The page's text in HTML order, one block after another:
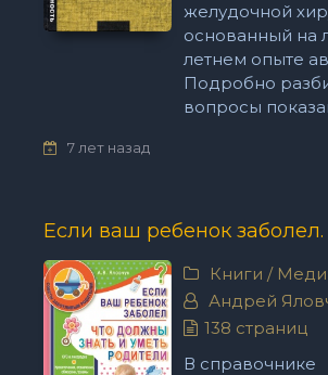
желудочной
основанный на
летнем опыте
Подробно
вопросы
7 лет назад
Книги /
Андрей
138 страниц
В справочнике